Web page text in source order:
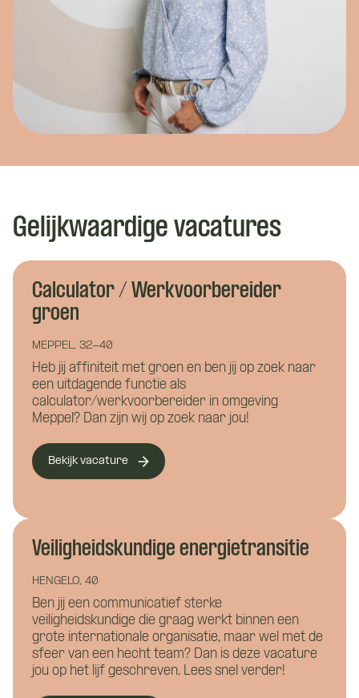
Gelijkwaardige vacatures
Calculator / Werkvoorbereider
groen
MEPPEL, 32-40
Heb jij affiniteit met groen en ben jij op zoek naar
een uitdagende functie als
calculator/werkvoorbereider in omgeving
Meppel? Dan zijn wij op zoek naar jou!
Bekijk vacature
Veiligheidskundige energietransitie
HENGELO, 40
Ben jij een communicatief sterke
veiligheidskundige die graag werkt binnen een
grote internationale organisatie, maar wel met de
sfeer van een hecht team? Dan is deze vacature
jou op het lijf geschreven. Lees snel verder!
Wil je alvast wat kwijt?
Namens welk bedrijf neem je contact op?